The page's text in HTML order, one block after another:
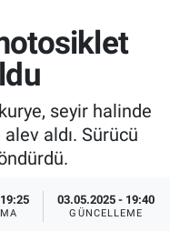
seyir halinde
aldı. Sürücü
03.05.2025 - 19:40
GÜNCELLEME